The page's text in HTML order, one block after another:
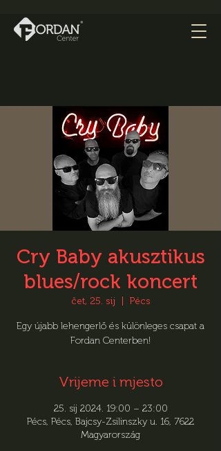
Cry Baby akusztikus
blues/rock koncert
čet, 25. sij Pécs
Egy újabb lehengerlő és különleges csapat a
Fordan Centerben!
Vrijeme i mjesto
25. sij 2024. 19:00 – 23:00
Pécs, Pécs, Bajcsy-Zsilinszky u. 16, 7622
Magyarország